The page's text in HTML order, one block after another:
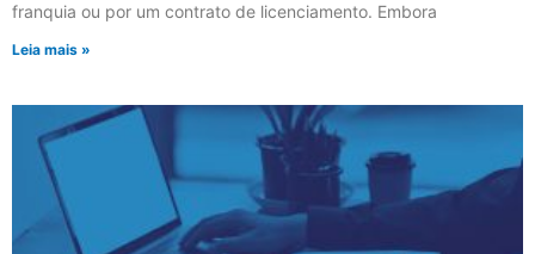
franquia ou por um contrato de licenciamento. Embora
Leia mais »